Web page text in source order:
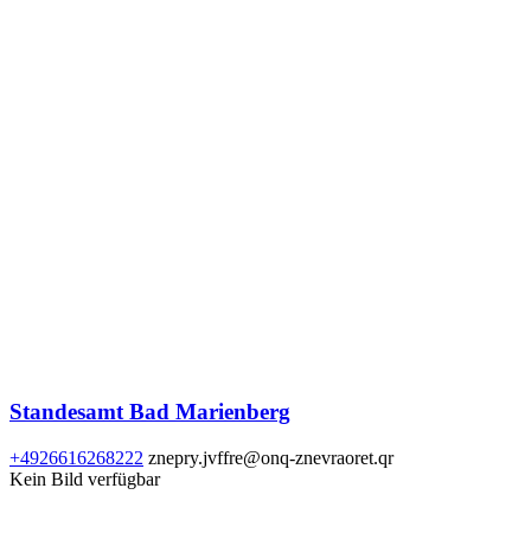
Standesamt Bad Marienberg
+4926616268222 znepry.jvffre@onq-znevraoret.qr
Kein Bild verfügbar